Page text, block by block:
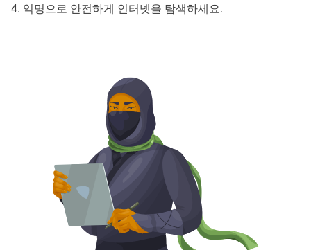
4. 익명으로 안전하게 인터넷을 탐색하세요.